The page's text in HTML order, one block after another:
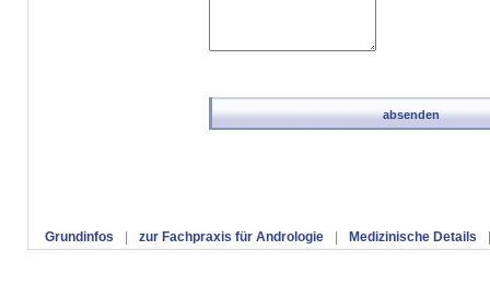
Grundinfos | zur Fachpraxis für Andrologie | Medizinische Details |